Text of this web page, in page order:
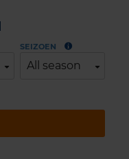
SEIZOEN
All season